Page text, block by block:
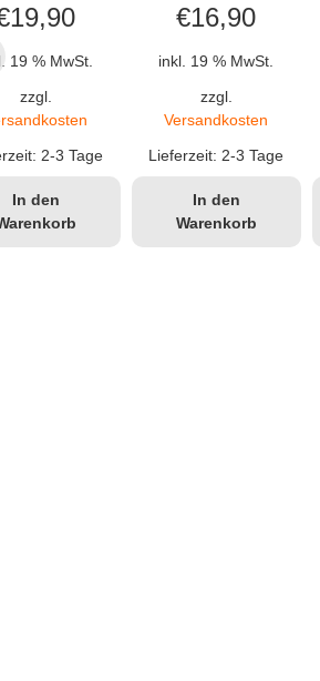
19,90
19 % MwSt.
zzgl.
2-3 Tage
In den
€16,90
inkl. 19 % MwSt.
zzgl.
Versandkosten
Lieferzeit:2-3 Tage
In den
Warenkorb